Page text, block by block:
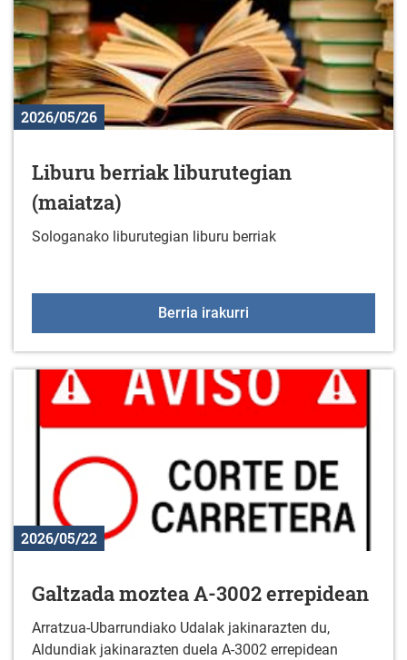
2026/05/26
Liburu berriak liburutegian
(maiatza)
Sologanako liburutegian liburu berriak
Berria irakurri
2026/05/22
Galtzada moztea A-3002 errepidean
Arratzua-Ubarrundiako Udalak jakinarazten du,
Aldundiak jakinarazten duela A-3002 errepidean